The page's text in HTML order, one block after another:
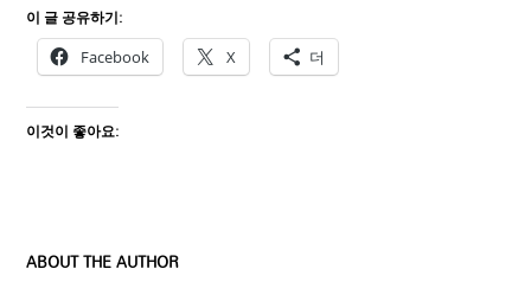
이 글 공유하기:
Facebook X 더
이것이 좋아요:
ABOUT THE AUTHOR